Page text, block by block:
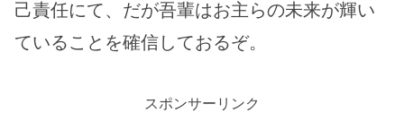
己責任にて、だが吾輩はお主らの未来が輝い
ていることを確信しておるぞ。
スポンサーリンク